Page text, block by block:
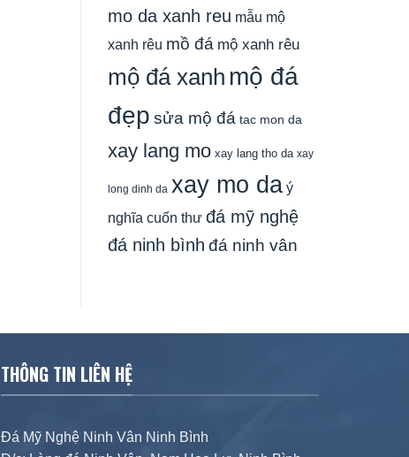
mo da xanh reu mẫu mộ
xanh rêu mồ đá mộ xanh rêu
mộ đá xanh mộ đá
đẹp sửa mộ đá tac mon da
xay lang mo xay lang tho da xay
long dinh da xay mo da ý
nghĩa cuốn thư đá mỹ nghệ
đá ninh bình đá ninh vân
THÔNG TIN LIÊN HỆ
Đá Mỹ Nghệ Ninh Vân Ninh Bình